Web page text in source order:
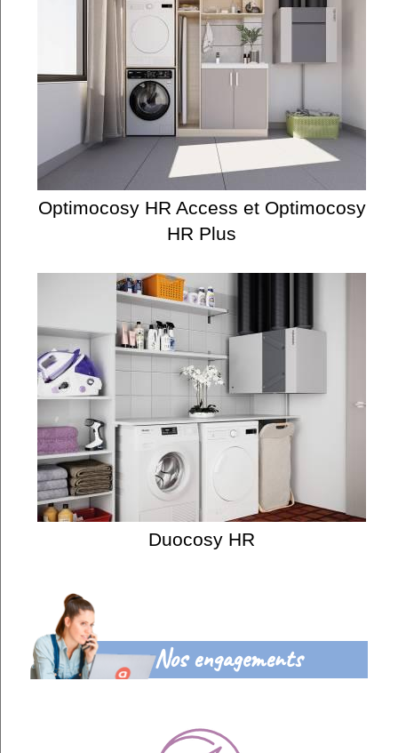
Optimocosy HR Access et Optimocosy
HR Plus
Duocosy HR
Nos engagements